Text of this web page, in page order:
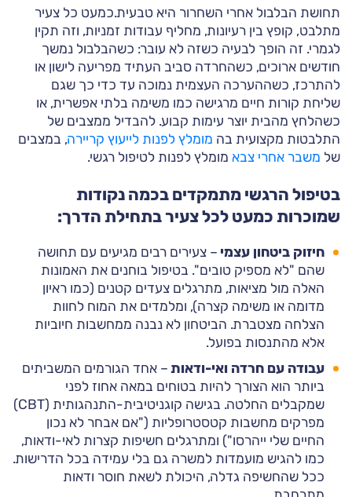
תחושת הבלבול אחרי השחרור היא טבעית.כמעט כל צעיר
מתלבט, קופץ בין רעיונות, מחליף עבודות זמניות, וזה תקין
לגמרי. זה הופך לבעיה כשזה לא עובר: כשהבלבול נמשך
חודשים ארוכים, כשהחרדה סביב העתיד מפריעה לישון או
להתרכז, כשההערכה העצמית נמוכה עד כדי כך שגם
שליחת קורות חיים מרגישה כמו משימה בלתי אפשרית, או
כשהלחץ מהבית יוצר עימות קבוע. להבדיל ממצבים של
התלבטות מקצועית בה מומלץ לפנות לייעוץ קריירה, במצבים
של משבר אחרי צבא מומלץ לפנות לטיפול רגשי.
בטיפול הרגשי מתמקדים בכמה נקודות
שמוכרות כמעט לכל צעיר בתחילת הדרך:
חיזוק ביטחון עצמי – צעירים רבים מגיעים עם תחושה
שהם "לא מספיק טובים". בטיפול בוחנים את האמונות
האלה מול מציאות, מתרגלים צעדים קטנים (כמו ראיון
מדומה או משימה קצרה), ומלמדים את המוח לחוות
הצלחה מצטברת. הביטחון לא נבנה ממחשבות חיוביות
אלא מהתנסות בפועל.
עבודה עם חרדה ואי-ודאות – אחד הגורמים המשביתים
ביותר הוא הצורך להיות בטוחים במאה אחוז לפני
שמקבלים החלטה. בגישה קוגניטיבית-התנהגותית (CBT)
מפרקים מחשבות קטסטרופליות ("אם אבחר לא נכון
החיים שלי ייהרסו") ומתרגלים חשיפות קצרות לאי-ודאות,
כמו להגיש מועמדות למשרה גם בלי עמידה בכל הדרישות.
ככל שהחשיפה גדלה, היכולת לשאת חוסר ודאות